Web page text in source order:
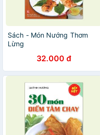
Sách - Món Nướng Thơm
Lừng
32.000 đ